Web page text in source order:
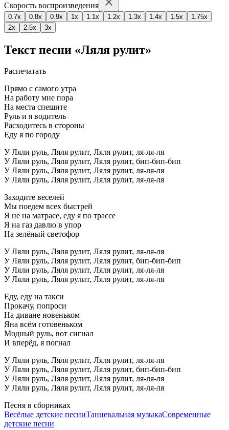
Скорость воспроизведения
0.7x 0.8x 0.9x 1x 1.1x 1.2x 1.3x 1.4x 1.5x
1.75x
2x
2.5x 3x
Текст песни «Ляля рулит»
Распечатать
Прямо с самого утра
На работу мне пора
На места спешите
Руль и я водитель
Расходитесь в стороны
Еду я по городу
У Ляли руль, Ляля рулит, Ляля рулит, ля-ля-ля
У Ляли руль, Ляля рулит, Ляля рулит, бип-бип-бип
У Ляли руль, Ляля рулит, Ляля рулит, ля-ля-ля
У Ляли руль, Ляля рулит, Ляля рулит, ля-ля-ля
Заходите веселей
Мы поедем всех быстрей
Я не на матрасе, еду я по трассе
Я на газ давлю в упор
На зелёный светофор
У Ляли руль, Ляля рулит, Ляля рулит, ля-ля-ля
У Ляли руль, Ляля рулит, Ляля рулит, бип-бип-бип
У Ляли руль, Ляля рулит, Ляля рулит, ля-ля-ля
У Ляли руль, Ляля рулит, Ляля рулит, ля-ля-ля
Еду, еду на такси
Прокачу, попроси
На диване новеньком
Яна всём готовеньком
Модный руль, вот сигнал
И вперёд, я погнал
У Ляли руль, Ляля рулит, Ляля рулит, ля-ля-ля
У Ляли руль, Ляля рулит, Ляля рулит, бип-бип-бип
У Ляли руль, Ляля рулит, Ляля рулит, ля-ля-ля
У Ляли руль, Ляля рулит, Ляля рулит, ля-ля-ля
Песня в сборниках
Весёлые детские песниТанцевальная музыкаСовременные
детские песни